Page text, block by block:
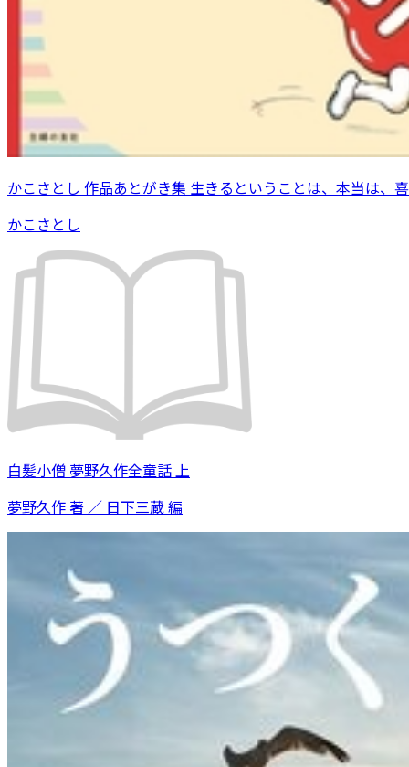
かこさとし 作品あとがき集 生きるということは、本当は、
かこさとし
白髪小僧 夢野久作全童話 上
夢野久作 著 ／ 日下三蔵 編